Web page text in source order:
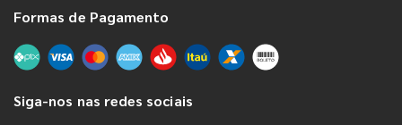
Formas de Pagamento
Siga-nos nas redes sociais